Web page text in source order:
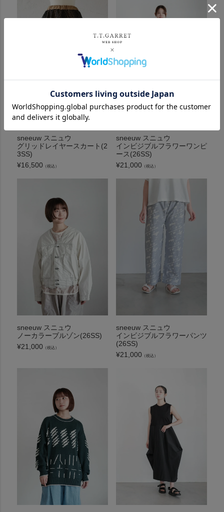
sneeuw スニュウ
グリッドレイヤースカート(2
3SS)
¥16,500 （税込）
sneeuw スニュウ
インビジブルフラワーワンピ
ース(26SS)
¥21,000 （税込）
sneeuw スニュウ
ノーカラーブルゾン(26SS)
¥21,000 （税込）
sneeuw スニュウ
インビジブルフラワーパンツ
(26SS)
¥21,000 （税込）